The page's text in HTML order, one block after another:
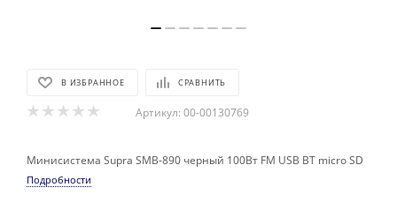
В ИЗБРАННОЕ СРАВНИТЬ
Артикул: 00-00130769
Минисистема Supra SMB-890 черный 100Вт FM USB BT micro SD
Подробности